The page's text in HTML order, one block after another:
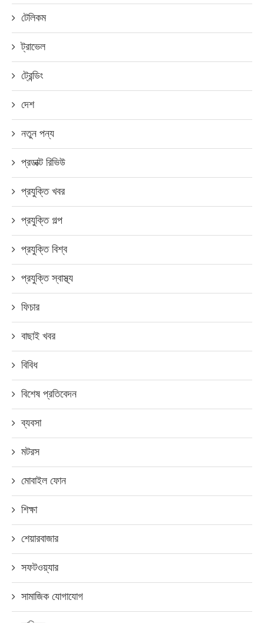
টেলিকম
ট্রাভেল
ট্রেন্ডিং
দেশ
নতুন পন্য
প্রডাক্ট রিভিউ
প্রযুক্তি খবর
প্রযুক্তি গল্প
প্রযুক্তি বিশ্ব
প্রযুক্তি স্বাস্থ্য
ফিচার
বাছাই খবর
বিবিধ
বিশেষ প্রতিবেদন
ব্যবসা
মটরস
মোবাইল ফোন
শিক্ষা
শেয়ারবাজার
সফটওয়্যার
সামাজিক যোগাযোগ